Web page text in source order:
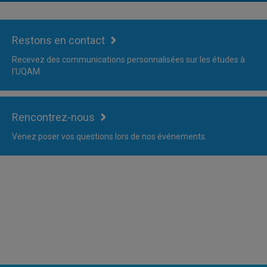
Restons en contact
Recevez des communications personnalisées sur les études à
l'UQAM.
Rencontrez-nous
Venez poser vos questions lors de nos événements.